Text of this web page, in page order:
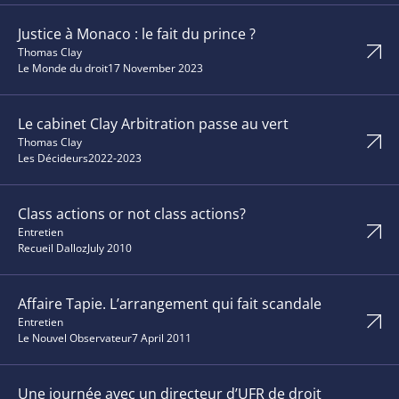
Justice à Monaco : le fait du prince ?
Thomas Clay
Le Monde du droit17 November 2023
Le cabinet Clay Arbitration passe au vert
Thomas Clay
Les Décideurs2022-2023
Class actions or not class actions?
Entretien
Recueil DallozJuly 2010
Affaire Tapie. L’arrangement qui fait scandale
Entretien
Le Nouvel Observateur7 April 2011
Une journée avec un directeur d’UFR de droit